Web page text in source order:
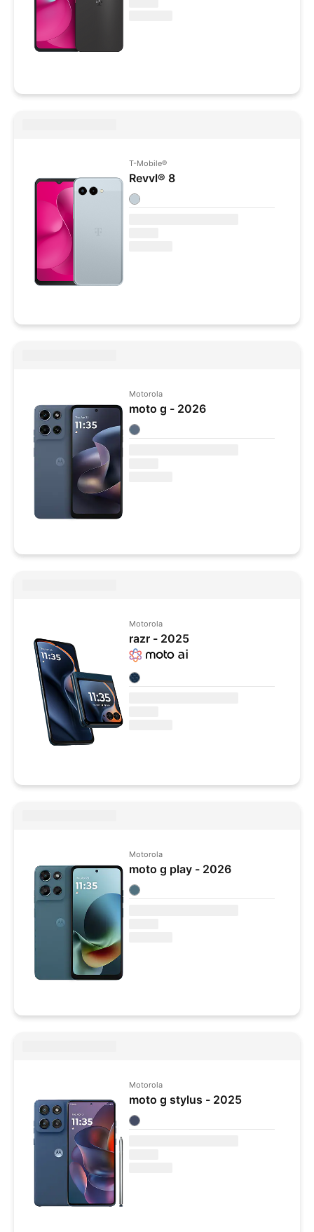
T-Mobile®
Revvl® 8
Colores disponibles
Motorola
moto g - 2026
Colores disponibles
Motorola
razr - 2025
Colores disponibles
Motorola
moto g play - 2026
Colores disponibles
Motorola
moto g stylus - 2025
Colores disponibles